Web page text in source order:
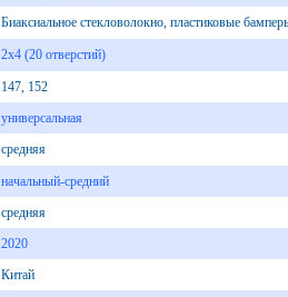
Биаксиальное стекловолокно, пластиковые
2х4 (20 отверстий)
147, 152
универсальная
средняя
начальный-средний
средняя
2020
Китай